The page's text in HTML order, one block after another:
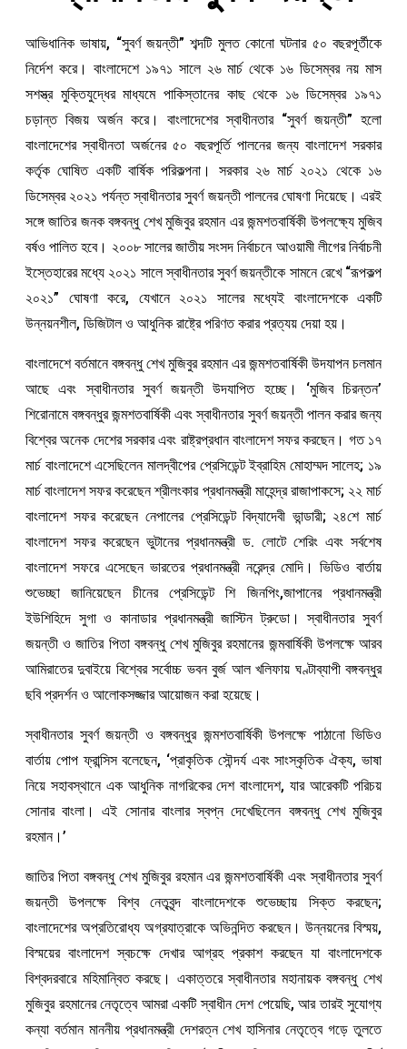
আভিধানিক ভাষায়, “সুবর্ণ জয়ন্তী” শব্দটি মুলত কোনো ঘটনার ৫০ বছরপূর্তীকে
নির্দেশ করে। বাংলাদেশে ১৯৭১ সালে ২৬ মার্চ থেকে ১৬ ডিসেম্বর নয় মাস
সশস্ত্র মুক্তিযুদ্ধের মাধ্যমে পাকিস্তানের কাছ থেকে ১৬ ডিসেম্বর ১৯৭১
চড়ান্ত বিজয় অর্জন করে। বাংলাদেশের স্বাধীনতার “সুবর্ণ জয়ন্তী” হলো
বাংলাদেশের স্বাধীনতা অর্জনের ৫০ বছরপূর্তি পালনের জন্য বাংলাদেশ সরকার
কর্তৃক ঘোষিত একটি বার্ষিক পরিকল্পনা। সরকার ২৬ মার্চ ২০২১ থেকে ১৬
ডিসেম্বর ২০২১ পর্যন্ত স্বাধীনতার সুবর্ণ জয়ন্তী পালনের ঘোষণা দিয়েছে। এরই
সঙ্গে জাতির জনক বঙ্গবন্ধু শেখ মুজিবুর রহমান এর জন্মশতবার্ষিকী উপলক্ষ্যে মুজিব
বর্ষও পালিত হবে। ২০০৮ সালের জাতীয় সংসদ নির্বাচনে আওয়ামী লীগের নির্বাচনী
ইস্তেহারের মধ্যে ২০২১ সালে স্বাধীনতার সুবর্ণ জয়ন্তীকে সামনে রেখে “রূপকল্প
২০২১” ঘোষণা করে, যেখানে ২০২১ সালের মধ্যেই বাংলাদেশকে একটি
উন্নয়নশীল, ডিজিটাল ও আধুনিক রাষ্ট্রে পরিণত করার প্রত্যয় দেয়া হয়।
বাংলাদেশে বর্তমানে বঙ্গবন্ধু শেখ মুজিবুর রহমান এর জন্মশতবার্ষিকী উদযাপন চলমান
আছে এবং স্বাধীনতার সুবর্ণ জয়ন্তী উদযাপিত হচ্ছে। ‘মুজিব চিরন্তন’
শিরোনামে বঙ্গবন্ধুর জন্মশতবার্ষিকী এবং স্বাধীনতার সুবর্ণ জয়ন্তী পালন করার জন্য
বিশ্বের অনেক দেশের সরকার এবং রাষ্ট্রপ্রধান বাংলাদেশ সফর করছেন। গত ১৭
মার্চ বাংলাদেশে এসেছিলেন মালদ্বীপের প্রেসিডেন্ট ইব্রাহিম মোহাম্মদ সালেহ; ১৯
মার্চ বাংলাদেশ সফর করেছেন শ্রীলংকার প্রধানমন্ত্রী মাহেন্দ্র রাজাপাকসে; ২২ মার্চ
বাংলাদেশ সফর করেছেন নেপালের প্রেসিডেন্ট বিদ্যাদেবী ভান্ডারী; ২৪শে মার্চ
বাংলাদেশ সফর করেছেন ভুটানের প্রধানমন্ত্রী ড. লোটে শেরিং এবং সর্বশেষ
বাংলাদেশ সফরে এসেছেন ভারতের প্রধানমন্ত্রী নরেন্দ্র মোদি। ভিডিও বার্তায়
শুভেচ্ছা জানিয়েছেন চীনের প্রেসিডেন্ট শি জিনপিং,জাপানের প্রধানমন্ত্রী
ইউশিহিদে সুগা ও কানাডার প্রধানমন্ত্রী জাস্টিন ট্রুডো। স্বাধীনতার সুবর্ণ
জয়ন্তী ও জাতির পিতা বঙ্গবন্ধু শেখ মুজিবুর রহমানের জন্মবার্ষিকী উপলক্ষে আরব
আমিরাতের দুবাইয়ে বিশ্বের সর্বোচ্চ ভবন বুর্জ আল খলিফায় ঘণ্টাব্যাপী বঙ্গবন্ধুর
ছবি প্রদর্শন ও আলোকসজ্জার আয়োজন করা হয়েছে।
স্বাধীনতার সুবর্ণ জয়ন্তী ও বঙ্গবন্ধুর জন্মশতবার্ষিকী উপলক্ষে পাঠানো ভিডিও
বার্তায় পোপ ফ্রান্সিস বলেছেন, ‘প্রাকৃতিক সৌন্দর্য এবং সাংস্কৃতিক ঐক্য, ভাষা
নিয়ে সহাবস্থানে এক আধুনিক নাগরিকের দেশ বাংলাদেশ, যার আরেকটি পরিচয়
সোনার বাংলা। এই সোনার বাংলার স্বপ্ন দেখেছিলেন বঙ্গবন্ধু শেখ মুজিবুর
রহমান।’
জাতির পিতা বঙ্গবন্ধু শেখ মুজিবুর রহমান এর জন্মশতবার্ষিকী এবং স্বাধীনতার সুবর্ণ
জয়ন্তী উপলক্ষে বিশ্ব নেতৃবৃন্দ বাংলাদেশকে শুভেচ্ছায় সিক্ত করছেন;
বাংলাদেশের অপ্রতিরোধ্য অগ্রযাত্রাকে অভিনন্দিত করছেন। উন্নয়নের বিস্ময়,
বিস্ময়ের বাংলাদেশ স্বচক্ষে দেখার আগ্রহ প্রকাশ করছেন যা বাংলাদেশকে
বিশ্বদরবারে মহিমান্বিত করছে। একাত্তরে স্বাধীনতার মহানায়ক বঙ্গবন্ধু শেখ
মুজিবুর রহমানের নেতৃত্বে আমরা একটি স্বাধীন দেশ পেয়েছি, আর তারই সুযোগ্য
কন্যা বর্তমান মাননীয় প্রধানমন্ত্রী দেশরত্ন শেখ হাসিনার নেতৃত্বে গড়ে তুলতে